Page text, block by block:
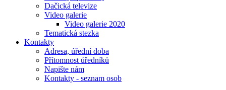
Dačická televize
Video galerie
Video galerie 2020
Tematická stezka
Kontakty
Adresa, úřední doba
Přítomnost úředníků
Napište nám
Kontakty - seznam osob